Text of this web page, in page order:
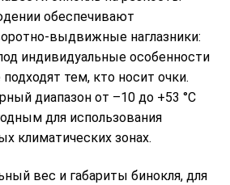
обеспечивают
наглазники:
индивидуальные особенности
тем, кто носит очки.
диапазон от –10 до +53 °C
для использования
климатических зонах.
вес и габариты бинокля, для